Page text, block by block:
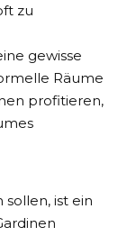
zu
gewisse
Räume
profitieren,
ist ein